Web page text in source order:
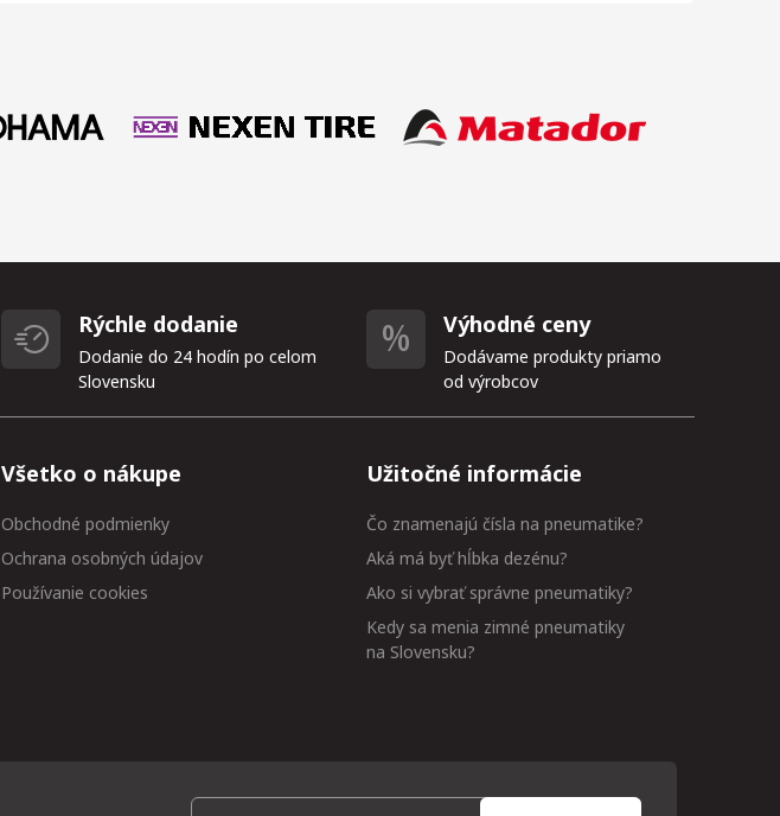
Rýchle dodanie
Dodanie do 24 hodín po celom
Slovensku
Výhodné ceny
Dodávame produkty priamo
od výrobcov
Všetko o nákupe
Obchodné podmienky
Ochrana osobných údajov
Používanie cookies
Užitočné informácie
Čo znamenajú čísla na pneumatike?
Aká má byť hĺbka dezénu?
Ako si vybrať správne pneumatiky?
Kedy sa menia zimné pneumatiky
na Slovensku?